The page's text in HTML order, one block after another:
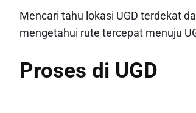
Mencari tahu lokasi UGD terdekat
mengetahui rute tercepat menuju
Proses di UGD